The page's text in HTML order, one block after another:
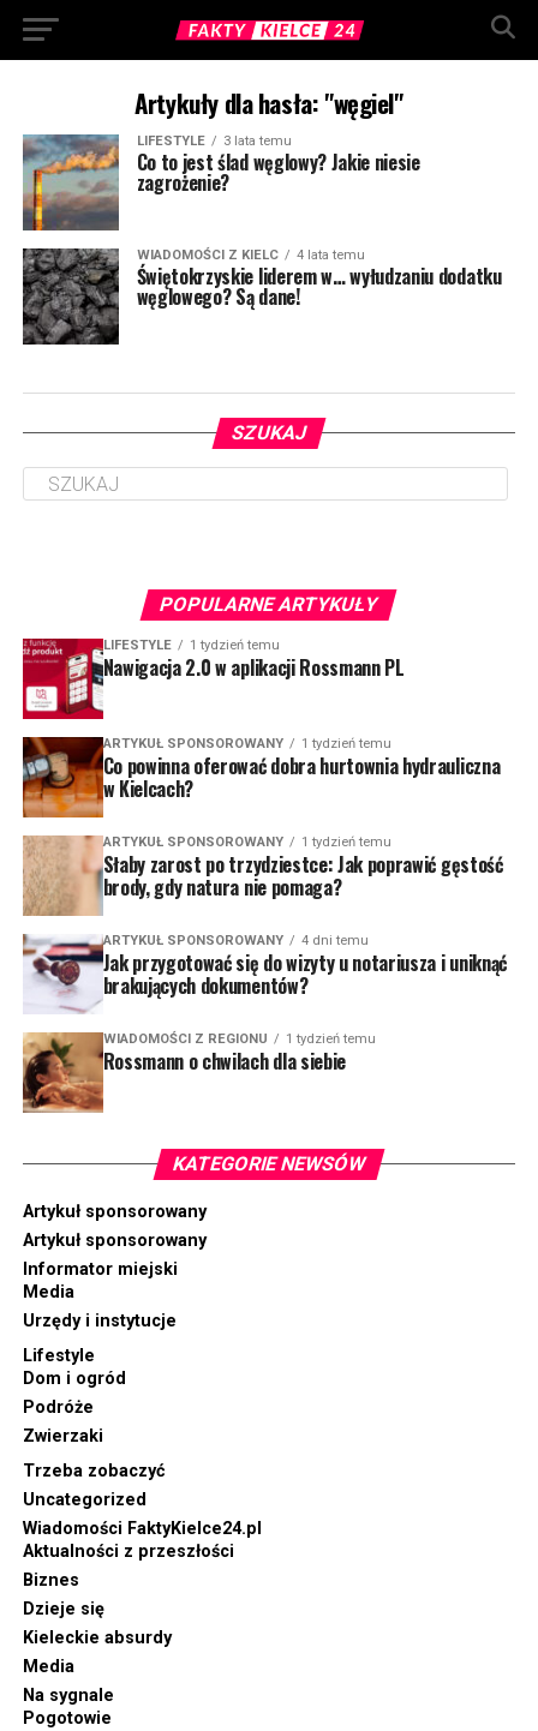
Artykuły dla hasła: "węgiel"
LIFESTYLE 3 lata temu
Co to jest ślad węglowy? Jakie niesie
zagrożenie?
WIADOMOŚCI Z KIELC 4 lata temu
Świętokrzyskie liderem w… wyłudzaniu dodatku
węglowego? Są dane!
SZUKAJ
POPULARNE ARTYKUŁY
LIFESTYLE 1 tydzień temu
Nawigacja 2.0 w aplikacji Rossmann PL
ARTYKUŁ SPONSOROWANY 1 tydzień temu
Co powinna oferować dobra hurtownia hydrauliczna
w Kielcach?
ARTYKUŁ SPONSOROWANY 1 tydzień temu
Słaby zarost po trzydziestce: Jak poprawić gęstość
brody, gdy natura nie pomaga?
ARTYKUŁ SPONSOROWANY 4 dni temu
Jak przygotować się do wizyty u notariusza i uniknąć
brakujących dokumentów?
WIADOMOŚCI Z REGIONU 1 tydzień temu
Rossmann o chwilach dla siebie
KATEGORIE NEWSÓW
Artykuł sponsorowany
Artykuł sponsorowany
Informator miejski
Media
Urzędy i instytucje
Lifestyle
Dom i ogród
Podróże
Zwierzaki
Trzeba zobaczyć
Uncategorized
Wiadomości FaktyKielce24.pl
Aktualności z przeszłości
Biznes
Dzieje się
Kieleckie absurdy
Media
Na sygnale
Pogotowie